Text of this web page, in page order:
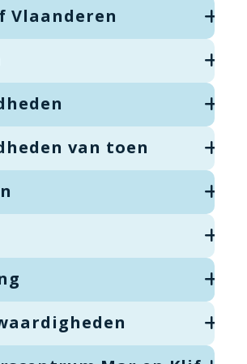
Vlaanderen
van toen